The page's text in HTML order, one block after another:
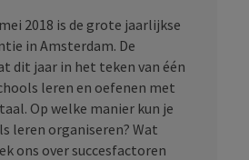
2018 is de grote jaarlijkse
in Amsterdam. De
dit jaar in het teken van één
leren en oefenen met
Op welke manier kun je
leren organiseren? Wat
ons over succesfactoren